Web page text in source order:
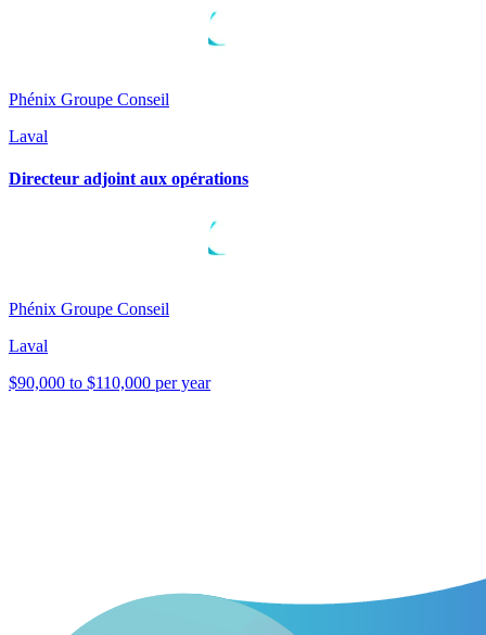
Phénix Groupe Conseil
Laval
Directeur adjoint aux opérations
Phénix Groupe Conseil
Laval
$90,000 to $110,000 per year